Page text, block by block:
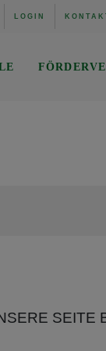
LOGIN
SEITE